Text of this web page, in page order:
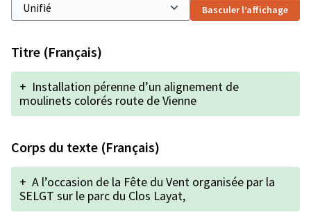
Basculer l’affichage
Titre (Français)
+ Installation pérenne d’un alignement de
moulinets colorés route de Vienne
Corps du texte (Français)
+ A l’occasion de la Fête du Vent organisée par la
SELGT sur le parc du Clos Layat,